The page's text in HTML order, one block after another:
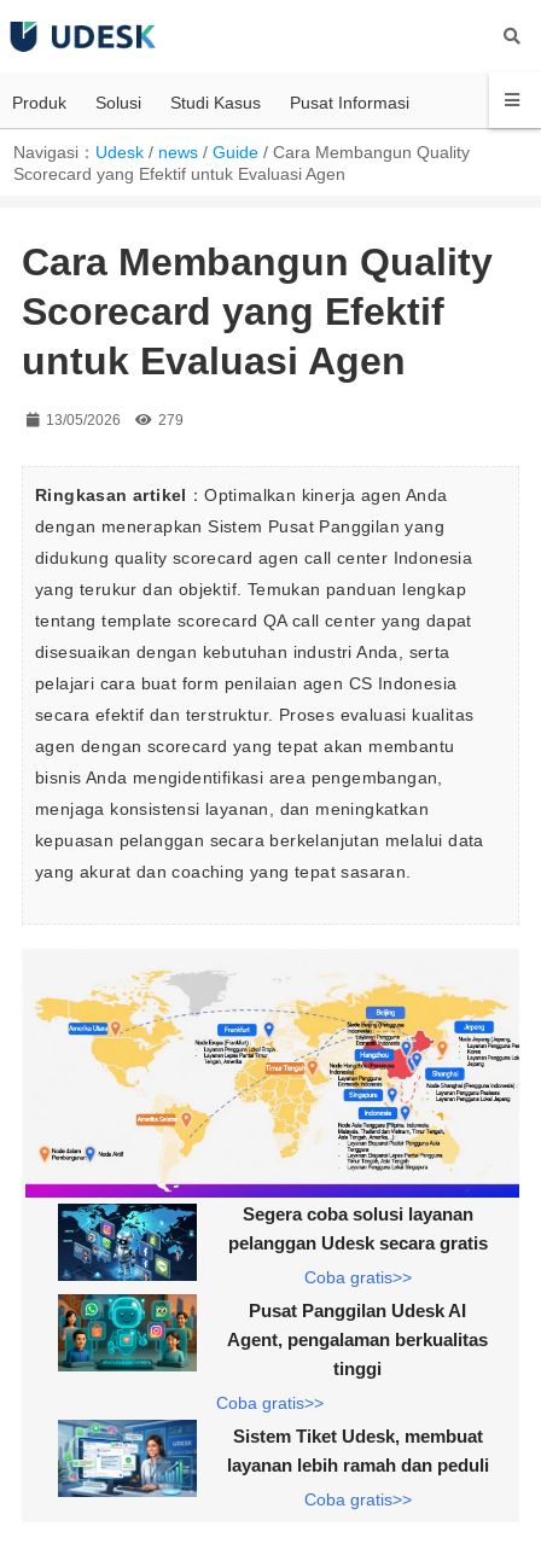
Produk Solusi Studi Kasus Pusat Informasi
Navigasi： Udesk / news /Guide /Cara Membangun Quality
Scorecard yang Efektif untuk Evaluasi Agen
Cara Membangun Quality
Scorecard yang Efektif
untuk Evaluasi Agen
13/05/2026 279
Ringkasan artikel ：Optimalkan kinerja agen Anda
dengan menerapkan Sistem Pusat Panggilan yang
didukung quality scorecard agen call center Indonesia
yang terukur dan objektif. Temukan panduan lengkap
tentang template scorecard QA call center yang dapat
disesuaikan dengan kebutuhan industri Anda, serta
pelajari cara buat form penilaian agen CS Indonesia
secara efektif dan terstruktur. Proses evaluasi kualitas
agen dengan scorecard yang tepat akan membantu
bisnis Anda mengidentifikasi area pengembangan,
menjaga konsistensi layanan, dan meningkatkan
kepuasan pelanggan secara berkelanjutan melalui data
yang akurat dan coaching yang tepat sasaran.
Segera coba solusi layanan
pelanggan Udesk secara gratis
Coba gratis>>
Pusat Panggilan Udesk AI
Agent, pengalaman berkualitas
tinggi
Coba gratis>>
Sistem Tiket Udesk, membuat
layanan lebih ramah dan peduli
Coba gratis>>